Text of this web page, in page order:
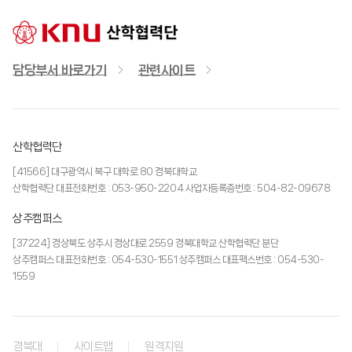
담당부서 바로가기 관련사이트
산학협력단
[41566] 대구광역시 북구 대학로 80 경북대학교
산학협력단 대표전화번호 : 053-950-2204 사업자등록증번호 : 504-82-09678
상주캠퍼스
[37224] 경상북도 상주시 경상대로 2559 경북대학교 산학협력단 분단
상주캠퍼스 대표전화번호 : 054-530-1551 상주캠퍼스 대표팩스번호 : 054-530-
1559
경북대 사이트맵 원격지원